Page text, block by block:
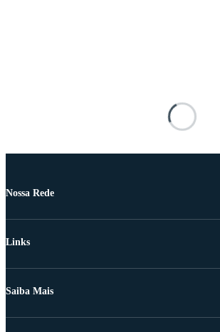
Nossa Rede
Links
Saiba Mais